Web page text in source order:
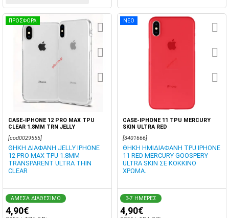
ΠΡΟΣΦΟΡΑ
CASE-IPHONE 12 PRO MAX TPU
CLEAR 1.8MM TRN JELLY
[cod0029555]
ΘΗΚΗ ΔΙΑΦΑΝΗ JELLY IPHONE
12 PRO MAX TPU 1.8MM
TRANSPARENT ULTRA THIN
CLEAR
ΑΜΕΣΑ ΔΙΑΘΕΣΙΜΟ
4,90€
ΝΕΟ
CASE-IPHONE 11 TPU MERCURY
SKIN ULTRA RED
[3401666]
ΘΗΚΗ ΗΜΙΔΙΑΦΑΝΗ TPU IPHONE
11 RED MERCURY GOOSPERY
ULTRA SKIN ΣΕ ΚΟΚΚΙΝΟ
ΧΡΩΜΑ.
3-7 ΗΜΕΡΕΣ
4,90€